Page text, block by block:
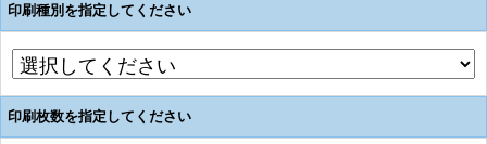
印刷種別を指定してください
印刷枚数を指定してください